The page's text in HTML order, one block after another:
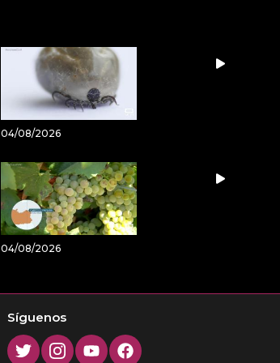
04/08/2026
04/08/2026
Síguenos
TwitterInstagram
YoutubeFacebook